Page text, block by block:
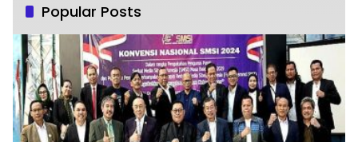
Popular Posts